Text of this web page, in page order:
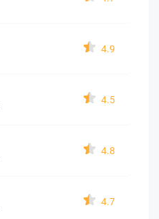
4.9
4.5
4.8
4.7